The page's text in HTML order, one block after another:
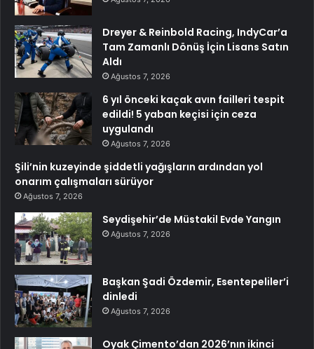
Dreyer & Reinbold Racing, IndyCar’a
Tam Zamanlı Dönüş İçin Lisans Satın
Aldı
Ağustos 7, 2026
6 yıl önceki kaçak avın failleri tespit
edildi! 5 yaban keçisi için ceza
uygulandı
Ağustos 7, 2026
Şili’nin kuzeyinde şiddetli yağışların ardından yol
onarım çalışmaları sürüyor
Ağustos 7, 2026
Seydişehir’de Müstakil Evde Yangın
Ağustos 7, 2026
Başkan Şadi Özdemir, Esentepeliler’i
dinledi
Ağustos 7, 2026
Oyak Çimento’dan 2026’nın ikinci